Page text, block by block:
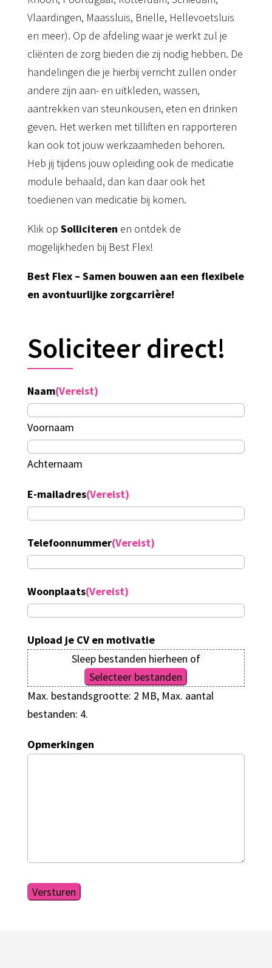
Vlaardingen, Maassluis, Brielle, Hellevoetsluis
en meer). Op de afdeling waar je werkt zul je
cliënten de zorg bieden die zij nodig hebben. De
handelingen die je hierbij verricht zullen onder
andere zijn aan- en uitkleden, wassen,
aantrekken van steunkousen, eten en drinken
geven. Het werken met tilliften en rapporteren
kan ook tot jouw werkzaamheden behoren.
Heb jij tijdens jouw opleiding ook de medicatie
module behaald, dan kan daar ook het
toedienen van medicatie bij komen.
Klik op Solliciteren en ontdek de
mogelijkheden bij Best Flex!
Best Flex – Samen bouwen aan een flexibele
en avontuurlijke zorgcarrière!
Soliciteer direct!
Naam(Vereist)
Voornaam
Achternaam
E-mailadres(Vereist)
Telefoonnummer(Vereist)
Woonplaats(Vereist)
Upload je CV en motivatie
Sleep bestanden hierheen of
Selecteer bestanden
Max. bestandsgrootte: 2 MB, Max. aantal
bestanden: 4.
Opmerkingen
Versturen